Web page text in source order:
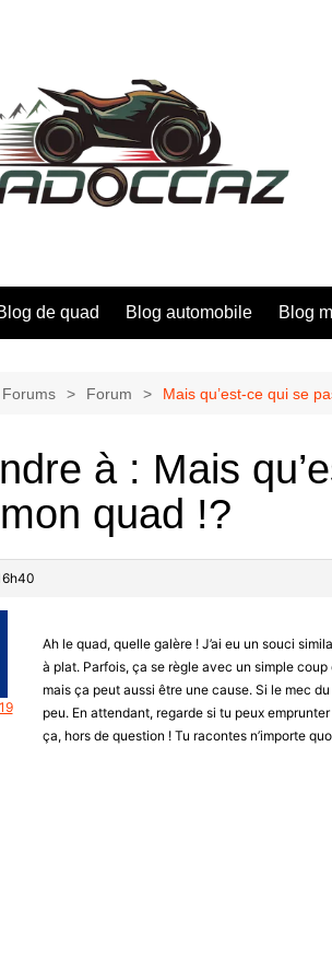
de quad Blog automobile Blog
Forums Forum Mais qu’est-ce qui se
à : Mais
quad !?
Ah le quad, quelle galère ! J’ai eu un souci
à plat. Parfois, ça se règle avec un simple coup
mais ça peut aussi être une cause. Si le mec
peu. En attendant, regarde si tu peux
ça, hors de question ! Tu racontes n’importe